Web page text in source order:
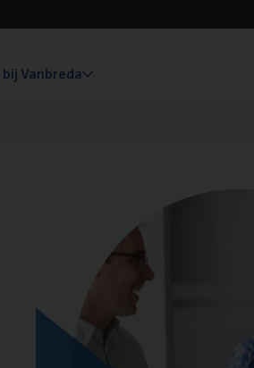
Vanbreda